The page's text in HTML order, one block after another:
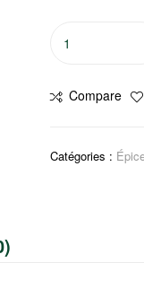
Gingembre
Compare
Catégories :